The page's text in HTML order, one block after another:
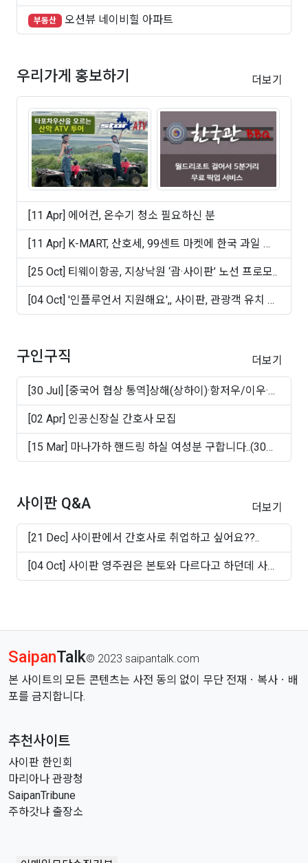
..
부동산 오션뷰 네이비힐 아파트
우리가게 홍보하기 더보기
[11 Apr] 에어컨, 온수기 청소 필요하신 분
[11 Apr] K-MART, 산호세, 99센트 마켓에 한국 과일 및
빵 ..
[25 Oct] 티웨이항공, 지상낙원 ‘괌·사이판’ 노선 프로모..
[04 Oct] '인플루언서 지원해요',, 사이판, 관광객 유치 마
케..
구인구직 더보기
[30 Jul] [중국어 협상 통역]상해(상하이)·항저우/이우·
쑤..
[02 Apr] 인공신장실 간호사 모집
[15 Mar] 마나가하 핸드링 하실 여성분 구합니다..(30대
~50십..
사이판 Q&A 더보기
[21 Dec] 사이판에서 간호사로 취업하고 싶어요??..
[04 Oct] 사이판 영주권은 본토와 다르다고 하던데 사실
인가..
SaipanTalk© 2023 saipantalk.com
본 사이트의 모든 콘텐츠는 사전 동의 없이 무단 전재ㆍ복사ㆍ배
포를 금지합니다.
추천사이트
사이판 한인회
마리아나 관광청
SaipanTribune
주하갓냐 출장소